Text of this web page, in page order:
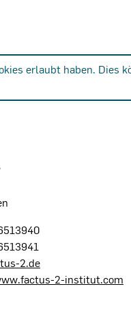
erlaubt haben. Dies
2.de
2-institut.com